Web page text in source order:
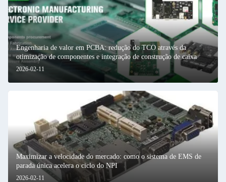
2026-02-11
Engenharia de valor em PCBA: redução do TCO através da
otimização de componentes e integração de construção de caixa
2026-02-11
Maximizar a velocidade do mercado: como o sistema de EMS de
parada única acelera o ciclo do NPI